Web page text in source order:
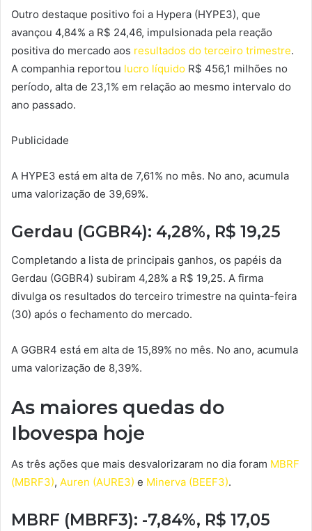
Outro destaque positivo foi a Hypera (HYPE3), que
avançou 4,84% a R$ 24,46, impulsionada pela reação
positiva do mercado aos resultados do terceiro trimestre.
A companhia reportou lucro líquido R$ 456,1 milhões no
período, alta de 23,1% em relação ao mesmo intervalo do
ano passado.
Publicidade
A HYPE3 está em alta de 7,61% no mês. No ano, acumula
uma valorização de 39,69%.
Gerdau (GGBR4): 4,28%, R$ 19,25
Completando a lista de principais ganhos, os papéis da
Gerdau (GGBR4) subiram 4,28% a R$ 19,25. A firma
divulga os resultados do terceiro trimestre na quinta-feira
(30) após o fechamento do mercado.
A GGBR4 está em alta de 15,89% no mês. No ano, acumula
uma valorização de 8,39%.
As maiores quedas do
Ibovespa hoje
As três ações que mais desvalorizaram no dia foram MBRF
(MBRF3), Auren (AURE3) e Minerva (BEEF3).
MBRF (MBRF3): -7,84%, R$ 17,05